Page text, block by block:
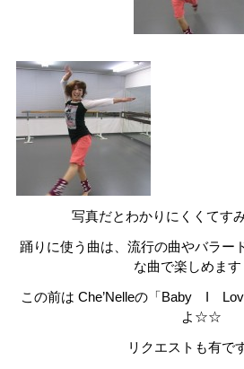
写真だとわかりにくくてす
踊りに使う曲は、流行の曲やバラー
な曲で楽しめます
この前は Che’Nelleの「Baby I
よ☆☆
リクエストも有で